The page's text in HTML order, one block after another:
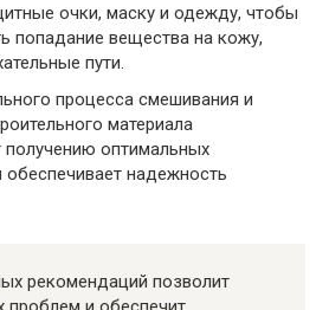
очки, маску и одежду, чтобы
попадание вещества на кожу,
пути.
процесса смешивания и
материала
получению оптимальных
обеспечивает надежность
рекомендаций позволит